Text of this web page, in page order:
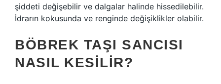
şiddeti değişebilir ve dalgalar halinde hissedilebilir.
İdrarın kokusunda ve renginde değişiklikler olabilir.
BÖBREK TAŞI SANCISI
NASIL KESILIR?